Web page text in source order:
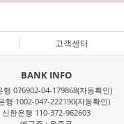
고객센터
BANK INFO
행 076902-04-179868(자동확인)
행 1002-047-222190(자동확인)
신한은행 110-372-962603